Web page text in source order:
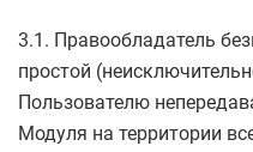
3.1. Правообладатель
простой
Пользователю
Модуля на территории